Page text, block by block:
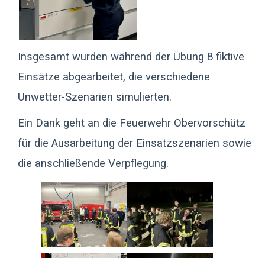
Insgesamt wurden während der Übung 8 fiktive
Einsätze abgearbeitet, die verschiedene
Unwetter-Szenarien simulierten.
Ein Dank geht an die Feuerwehr Obervorschütz
für die Ausarbeitung der Einsatzszenarien sowie
die anschließende Verpflegung.